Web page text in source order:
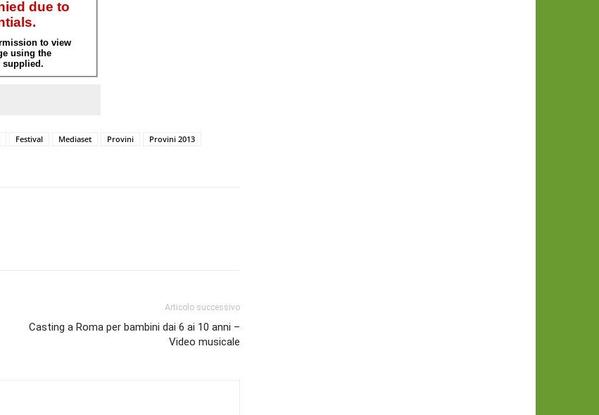
Festival Mediaset Provini
Provini 2013
Articolo successivo
Casting a Roma per bambini dai 6 ai 10 anni –
Video musicale